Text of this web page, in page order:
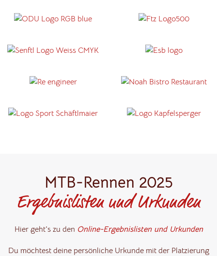
MTB-Rennen 2025
Ergebnislisten und Urkunden
Hier geht's zu den Online-Ergebnislisten und Urkunden
Du möchtest deine persönliche Urkunde mit der Platzierung